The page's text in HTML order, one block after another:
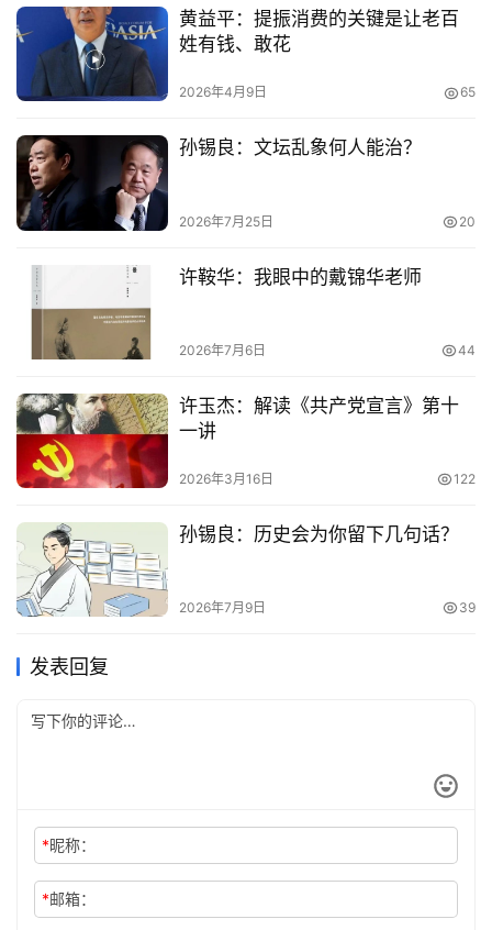
黄益平：提振消费的关键是让老百
姓有钱、敢花
2026年4月9日 65
孙锡良：文坛乱象何人能治？
2026年7月25日 20
许鞍华：我眼中的戴锦华老师
2026年7月6日 44
许玉杰：解读《共产党宣言》第十
一讲
2026年3月16日 122
孙锡良：历史会为你留下几句话？
2026年7月9日 39
发表回复
*昵称：
*邮箱：